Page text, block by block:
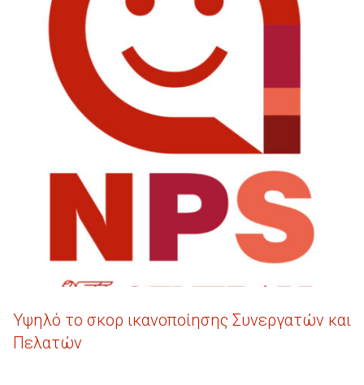
Υψηλό το σκορ ικανοποίησης Συνεργατών και
Πελατών